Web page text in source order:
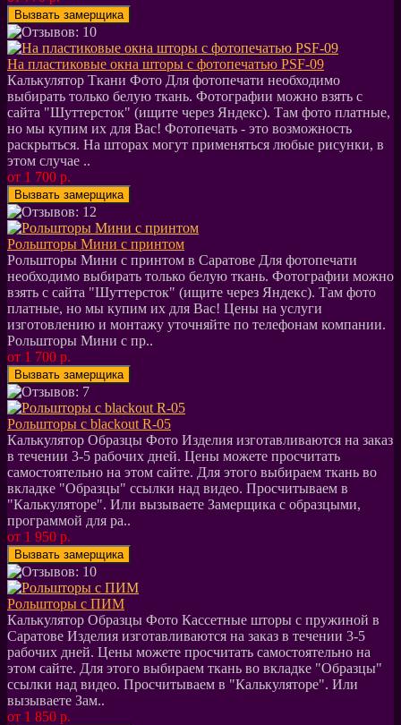
На пластиковые окна шторы с фотопечатью PSF-09
Калькулятор Ткани Фото Для фотопечати необходимо
выбирать только белую ткань. Фотографии можно взять с
сайта "Шуттерсток" (ищите через Яндекс). Там фото платные,
но мы купим их для Вас! Фотопечать - это возможность
раскрыться. На шторах могут применяться любые рисунки, в
этом случае ..
от 1 700 р.
Рольшторы Мини с принтом
Рольшторы Мини с принтом в Саратове Для фотопечати
необходимо выбирать только белую ткань. Фотографии можно
взять с сайта "Шуттерсток" (ищите через Яндекс). Там фото
платные, но мы купим их для Вас! Цены на услуги
изготовлению и монтажу уточняйте по телефонам компании.
Рольшторы Мини с пр..
от 1 700 р.
Рольшторы с blackout R-05
Калькулятор Образцы Фото Изделия изготавливаются на заказ
в течении 3-5 рабочих дней. Цены можете просчитать
самостоятельно на этом сайте. Для этого выбираем ткань во
вкладке "Образцы" ссылки над видео. Просчитываем в
"Калькуляторе". Или вызываете Замерщика с образцыми,
программой для ра..
от 1 950 р.
Рольшторы с ПИМ
Калькулятор Образцы Фото Кассетные шторы c пружиной в
Саратове Изделия изготавливаются на заказ в течении 3-5
рабочих дней. Цены можете просчитать самостоятельно на
этом сайте. Для этого выбираем ткань во вкладке "Образцы"
ссылки над видео. Просчитываем в "Калькуляторе". Или
вызываете Зам..
от 1 850 р.